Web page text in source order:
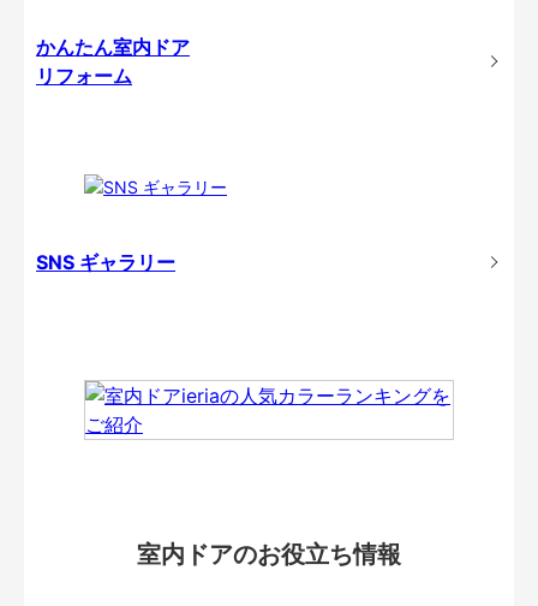
かんたん室内ドア
リフォーム
SNS ギャラリー
室内ドアのお役立ち情報